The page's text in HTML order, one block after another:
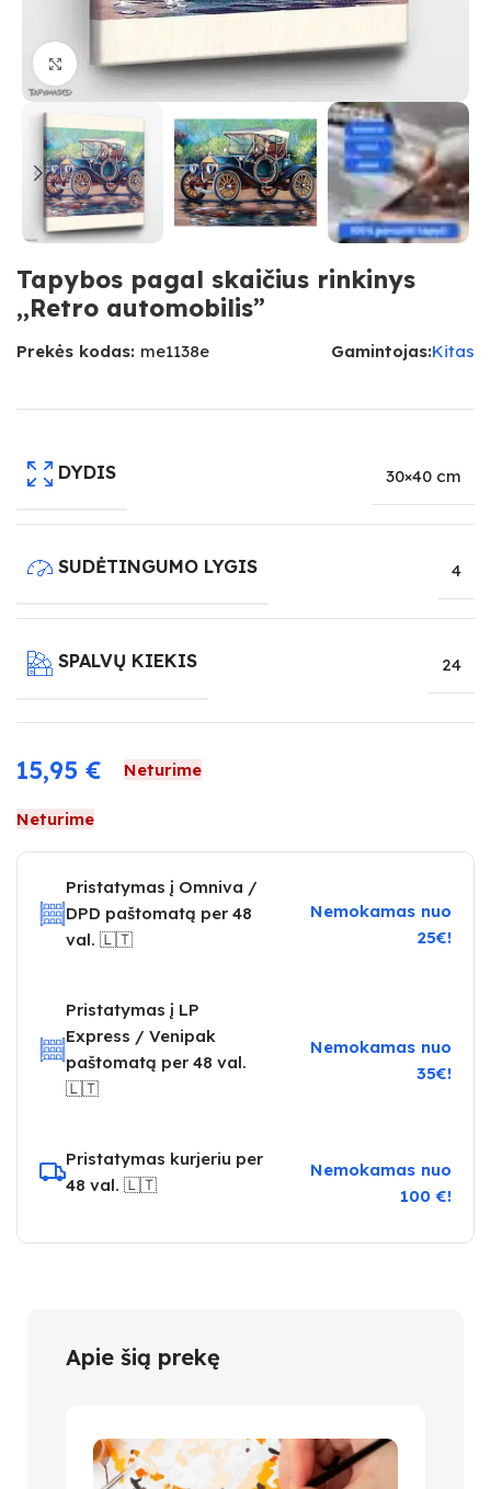
Paspauskite, kad priartinti
Tapybos pagal skaičius rinkinys
,,Retro automobilis”
Prekės kodas: me1138e Gamintojas:Kitas
DYDIS 30×40 cm
SUDĖTINGUMO LYGIS 4
SPALVŲ KIEKIS 24
15,95 € Neturime
Neturime
Pristatymas į Omniva /
DPD paštomatą per 48
val. 🇱🇹
Nemokamas nuo
25€!
Pristatymas į LP
Express / Venipak
paštomatą per 48 val.
🇱🇹
Nemokamas nuo
35€!
Pristatymas kurjeriu per
48 val. 🇱🇹
Nemokamas nuo
100 €!
Apie šią prekę